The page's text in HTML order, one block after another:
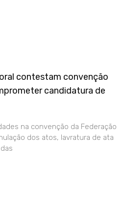
contestam convenção
candidatura de
na convenção da Federação
dos atos, lavratura de ata